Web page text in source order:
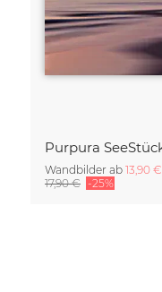
Wandbilder ab 13,90 €
17,90 € -25%